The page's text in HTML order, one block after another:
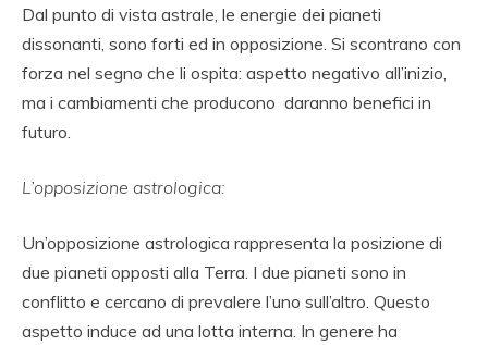
Dal punto di vista astrale, le energie dei pianeti
dissonanti, sono forti ed in opposizione. Si scontrano con
forza nel segno che li ospita: aspetto negativo all’inizio,
ma i cambiamenti che producono daranno benefici in
futuro.
L’opposizione astrologica:
Un’opposizione astrologica rappresenta la posizione di
due pianeti opposti alla Terra. I due pianeti sono in
conflitto e cercano di prevalere l’uno sull’altro. Questo
aspetto induce ad una lotta interna. In genere ha